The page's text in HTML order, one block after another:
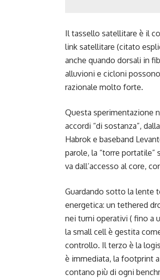
Il tassello satellitare è il
link satellitare (citato
anche quando dorsali in
alluvioni e cicloni
razionale molto forte.
Questa sperimentazione
accordi “di sostanza”,
Habrok e baseband
parole, la “torre
va dall’accesso al core,
Guardando sotto la lente
energetica: un tethered
nei turni operativi ( fino a
la small cell è gestita
controllo. Il terzo è la
è immediata, la footprint
contano più di ogni